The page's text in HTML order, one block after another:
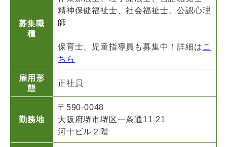
募集職
種
精神保健福祉士、社会福祉士、公認心理
師
保育士、児童指導員も募集中！詳細は こ
ちら
雇用形
態
正社員
勤務地
〒590-0048
大阪府堺市堺区一条通11-21
河十ビル２階